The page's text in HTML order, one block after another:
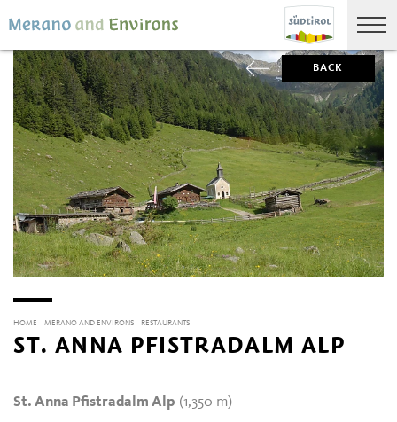
BACK
HOME MERANO AND ENVIRONS RESTAURANTS
ST. ANNA PFISTRADALM ALP
St. Anna Pfistradalm Alp (1,350 m)